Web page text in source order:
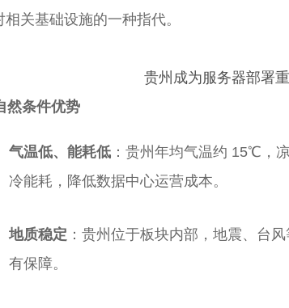
相关基础设施的一种指代。
贵州成为服务器部署
然条件优势
气温低、能耗低 ：贵州年均气温约 15℃，
冷能耗，降低数据中心运营成本。
地质稳定 ：贵州位于板块内部，地震、台
有保障。